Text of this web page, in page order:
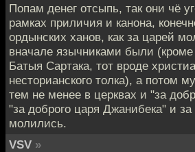
Попам денег отсыпь, так они чё
рамках приличия и канона,
ордынских ханов, как за царей
вначале язычниками были
Батыя Сартака, тот вроде
несторианского толка), а потом
тем не менее в церквах и "за
"за доброго царя Джанибека" и
молились.
VSV »